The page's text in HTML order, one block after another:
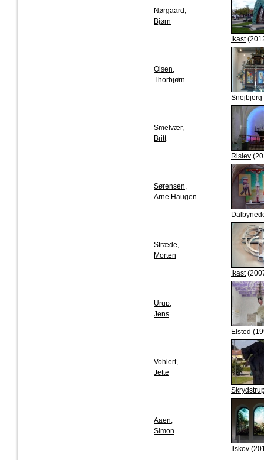
Nørgaard,
Bjørn
Ikast
Olsen,
Thorbjørn
Snejbjerg
Smelvær,
Britt
Rislev
Sørensen,
Arne Haugen
Stræde,
Morten
Ikast
Urup,
Jens
Elsted
Vohlert,
Jette
Aaen,
Simon
Ilskov